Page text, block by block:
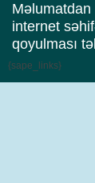
internet
qoyulması
{sape_links}